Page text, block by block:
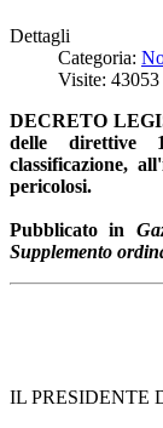
Dettagli
Categoria:
Visite: 43053
DECRETO
delle direttive
classificazione,
pericolosi.
Pubblicato in
Supplemento
IL PRESIDENTE